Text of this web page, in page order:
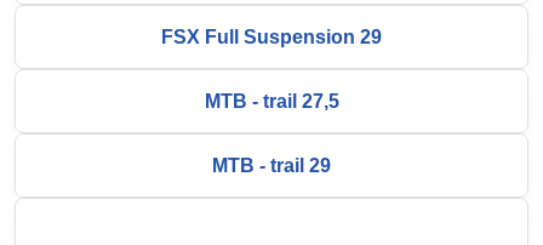
FSX Full Suspension 29
MTB - trail 27,5
MTB - trail 29